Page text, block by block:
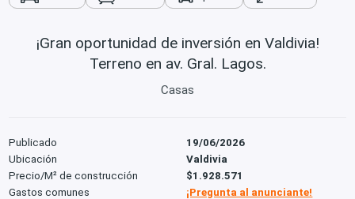
¡Gran oportunidad de inversión en Valdivia!
Terreno en av. Gral. Lagos.
Casas
Publicado
19/06/2026
Ubicación
Valdivia
Precio/M² de construcción
$1.928.571
Gastos comunes
¡Pregunta al anunciante!